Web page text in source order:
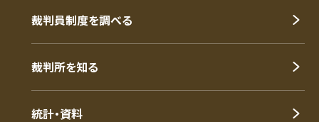
裁判員制度を調べる
裁判所を知る
統計・資料